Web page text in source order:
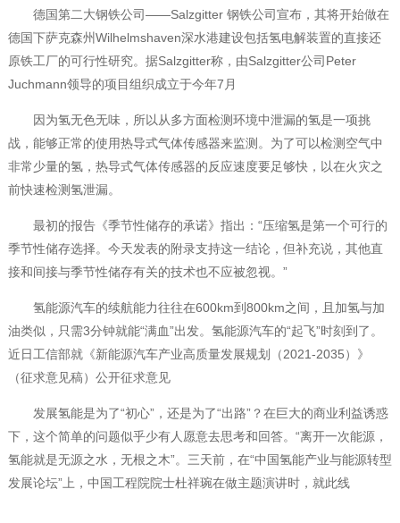
德国第二大钢铁公司——Salzgitter 钢铁公司宣布，其将开始做在
德国下萨克森州Wilhelmshaven深水港建设包括氢电解装置的直接还
原铁工厂的可行性研究。据Salzgitter称，由Salzgitter公司Peter
Juchmann领导的项目组织成立于今年7月
因为氢无色无味，所以从多方面检测环境中泄漏的氢是一项挑
战，能够正常的使用热导式气体传感器来监测。为了可以检测空气中
非常少量的氢，热导式气体传感器的反应速度要足够快，以在火灾之
前快速检测氢泄漏。
最初的报告《季节性储存的承诺》指出：“压缩氢是第一个可行的
季节性储存选择。今天发表的附录支持这一结论，但补充说，其他直
接和间接与季节性储存有关的技术也不应被忽视。”
氢能源汽车的续航能力往往在600km到800km之间，且加氢与加
油类似，只需3分钟就能“满血”出发。氢能源汽车的“起飞”时刻到了。
近日工信部就《新能源汽车产业高质量发展规划（2021-2035）》
（征求意见稿）公开征求意见
发展氢能是为了“初心”，还是为了“出路”？在巨大的商业利益诱惑
下，这个简单的问题似乎少有人愿意去思考和回答。“离开一次能源，
氢能就是无源之水，无根之木”。三天前，在“中国氢能产业与能源转型
发展论坛”上，中国工程院院士杜祥琬在做主题演讲时，就此线